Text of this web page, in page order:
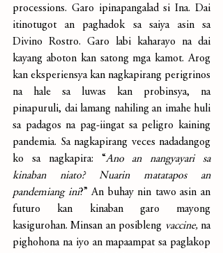
processions. Garo ipinapangalad si Ina. Dai
itinotugot an paghadok sa saiya asin sa
Divino Rostro. Garo labi kaharayo na dai
kayang aboton kan satong mga kamot. Arog
kan eksperiensya kan nagkapirang perigrinos
na hale sa luwas kan probinsya, na
pinapuruli, dai lamang nahiling an imahe huli
sa padagos na pag-iingat sa peligro kaining
pandemia. Sa nagkapirang veces nadadangog
ko sa nagkapira: “Ano an nangyayari sa
kinaban niato? Nuarin matatapos an
pandemiang ini?” An buhay nin tawo asin an
futuro kan kinaban garo mayong
kasigurohan. Minsan an posibleng vaccine, na
pighohona na iyo an mapaampat sa paglakop